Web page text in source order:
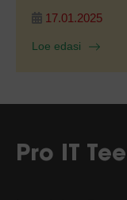
17.01.2025
Loe edasi
Pro IT